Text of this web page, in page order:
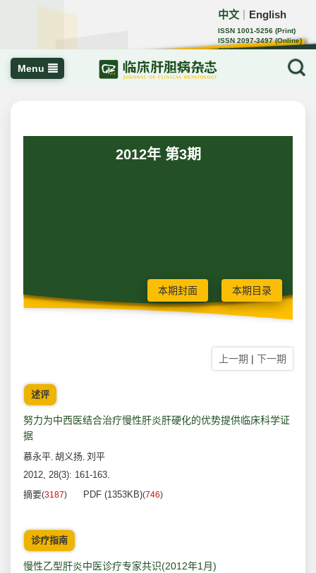
中文 English
ISSN 1001-5256 (Print)
ISSN 2097-3497 (Online)
CN 22-1108/R
Menu
2012年 第3期
本期封面 本期目录
上一期 | 下一期
述评
努力为中西医结合治疗慢性肝炎肝硬化的优势提供临床科学证
据
慕永平, 胡义扬, 刘平
2012, 28(3): 161-163.
摘要(3187) PDF (1353KB)(746)
诊疗指南
慢性乙型肝炎中医诊疗专家共识(2012年1月)